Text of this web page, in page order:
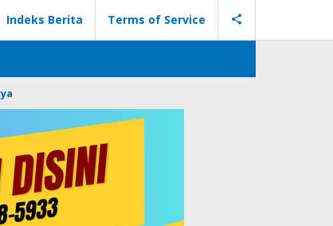
Indeks Berita Terms of Service